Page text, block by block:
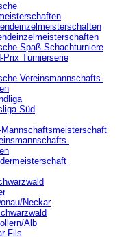
Spaß-Schachturniere
Prix Turnierserie
Vereinsmannschafts-
Süd
Mannschaftsmeisterschaft
Neckar
Alb
Fils